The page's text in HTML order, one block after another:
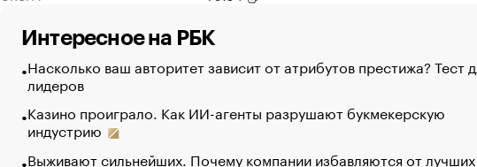
Интересное на РБК
Насколько ваш авторитет зависит от атрибутов престижа? Тест
лидеров
Казино проиграло. Как ИИ-агенты разрушают букмекерскую
индустрию
Выживают сильнейших. Почему компании избавляются от лучших